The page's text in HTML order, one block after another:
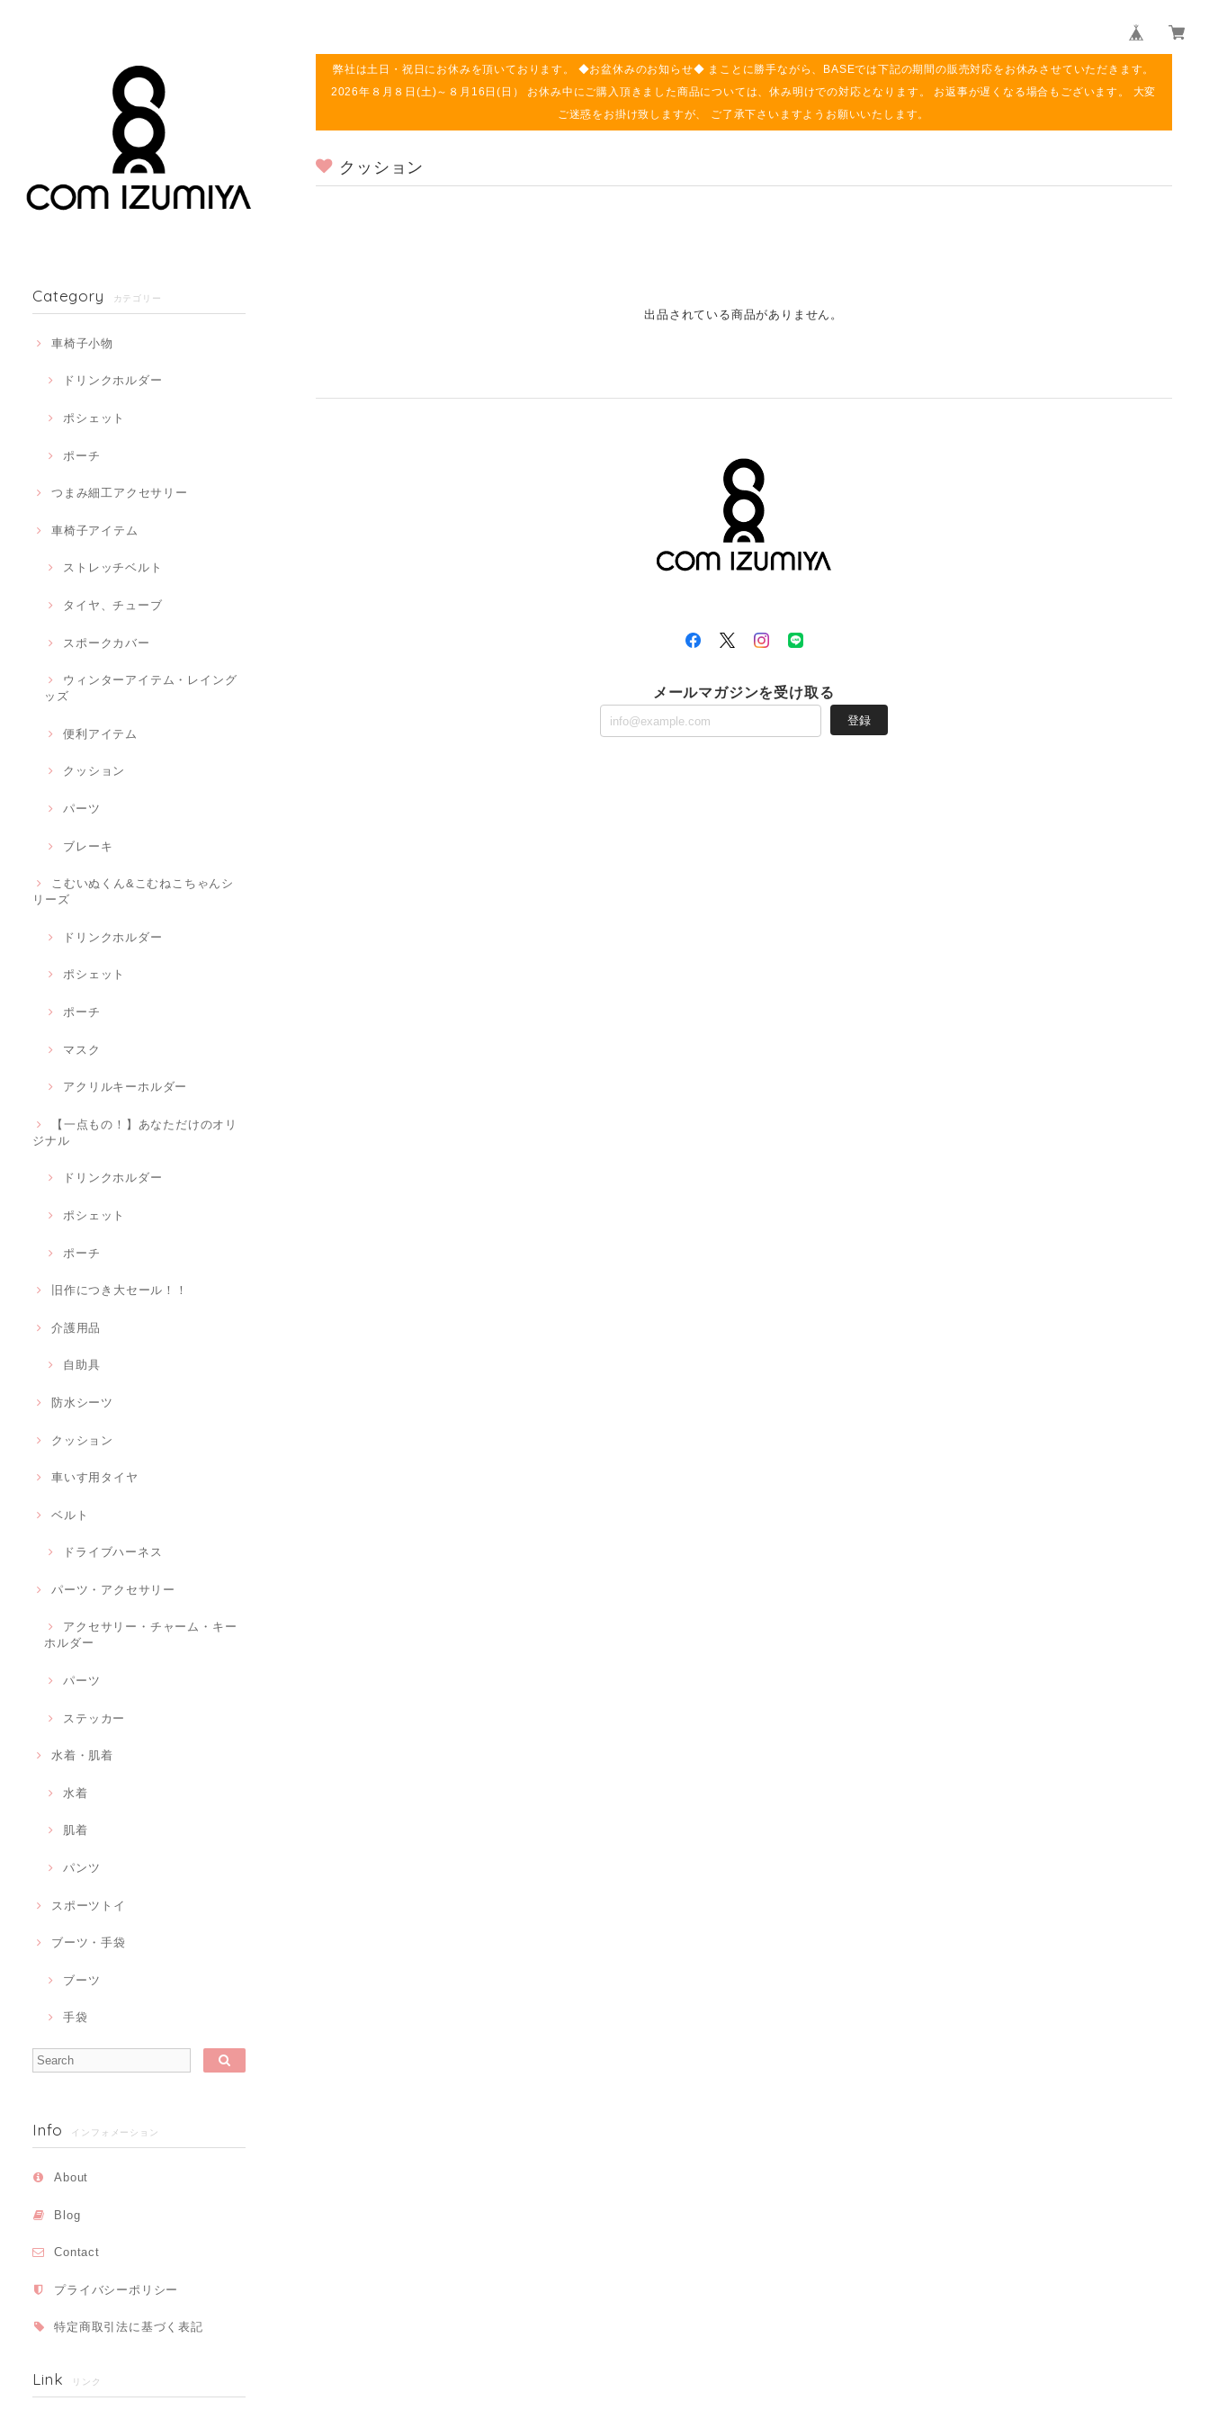
Category カテゴリー
車椅子小物
ドリンクホルダー
ポシェット
ポーチ
つまみ細工アクセサリー
車椅子アイテム
ストレッチベルト
タイヤ、チューブ
スポークカバー
ウィンターアイテム・レイング
ッズ
便利アイテム
クッション
パーツ
ブレーキ
こむいぬくん&こむねこちゃんシ
リーズ
ドリンクホルダー
ポシェット
ポーチ
マスク
アクリルキーホルダー
【一点もの！】あなただけのオリ
ジナル
ドリンクホルダー
ポシェット
ポーチ
旧作につき大セール！！
介護用品
自助具
防水シーツ
クッション
車いす用タイヤ
ベルト
ドライブハーネス
パーツ・アクセサリー
アクセサリー・チャーム・キー
ホルダー
パーツ
ステッカー
水着・肌着
水着
肌着
パンツ
スポーツトイ
ブーツ・手袋
ブーツ
手袋
Info インフォメーション
About
Blog
Contact
プライバシーポリシー
特定商取引法に基づく表記
Link リンク
弊社は土日・祝日にお休みを頂いております。 ◆お盆休みのお知らせ◆ まことに勝手ながら、BASEでは下記の期間の販売対応をお休みさせていただきます。
2026年８月８日(土)～８月16日(日） お休み中にご購入頂きました商品については、休み明けでの対応となります。 お返事が遅くなる場合もございます。 大変
ご迷惑をお掛け致しますが、 ご了承下さいますようお願いいたします。
クッション
出品されている商品がありません。
メールマガジンを受け取る
登録